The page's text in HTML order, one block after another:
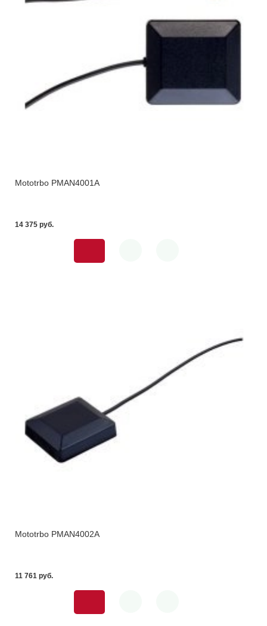
Mototrbo PMAN4001A
14 375 pуб.
Mototrbo PMAN4002A
11 761 pуб.